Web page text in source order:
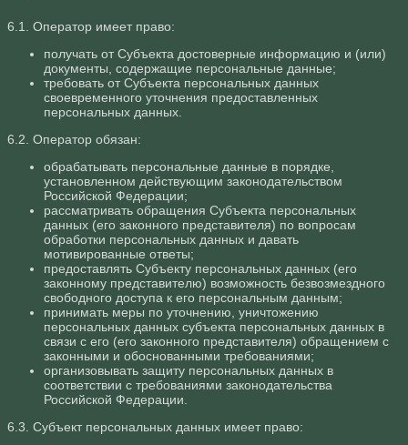
6.1. Оператор имеет право:
получать от Субъекта достоверные информацию и (или)
документы, содержащие персональные данные;
требовать от Субъекта персональных данных
своевременного уточнения предоставленных
персональных данных.
6.2. Оператор обязан:
обрабатывать персональные данные в порядке,
установленном действующим законодательством
Российской Федерации;
рассматривать обращения Субъекта персональных
данных (его законного представителя) по вопросам
обработки персональных данных и давать
мотивированные ответы;
предоставлять Субъекту персональных данных (его
законному представителю) возможность безвозмездного
свободного доступа к его персональным данным;
принимать меры по уточнению, уничтожению
персональных данных субъекта персональных данных в
связи с его (его законного представителя) обращением с
законными и обоснованными требованиями;
организовывать защиту персональных данных в
соответствии с требованиями законодательства
Российской Федерации.
6.3. Субъект персональных данных имеет право: